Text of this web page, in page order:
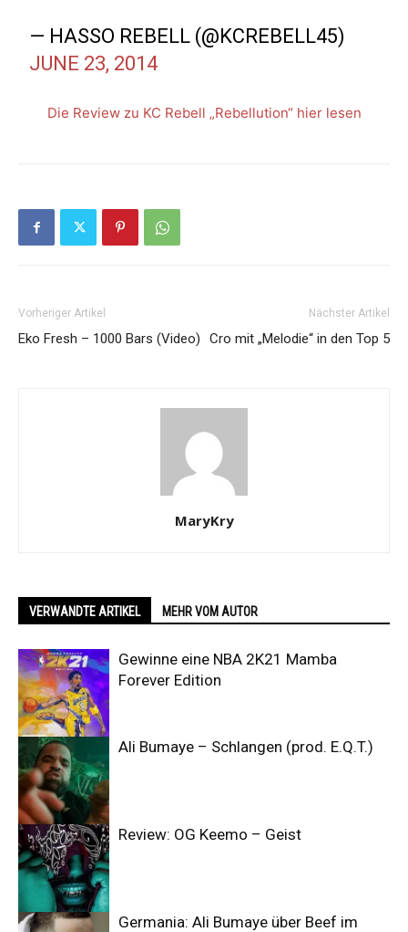
— HASSO REBELL (@KCREBELL45)
JUNE 23, 2014
Die Review zu KC Rebell „Rebellution“ hier lesen
Vorheriger Artikel
Eko Fresh – 1000 Bars (Video)
Nächster Artikel
Cro mit „Melodie“ in den Top 5
MaryKry
VERWANDTE ARTIKEL MEHR VOM AUTOR
Gewinne eine NBA 2K21 Mamba
Forever Edition
Ali Bumaye – Schlangen (prod. E.Q.T.)
Review: OG Keemo – Geist
Germania: Ali Bumaye über Beef im